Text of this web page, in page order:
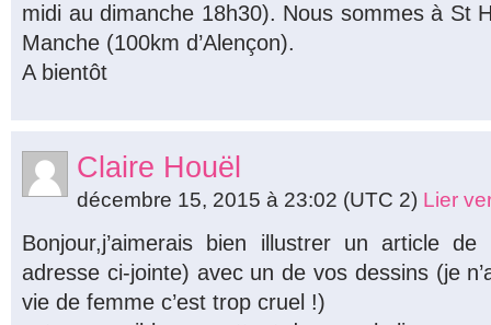
midi au dimanche 18h30). Nous sommes à St
Manche (100km d’Alençon).
A bientôt
Claire Houël
décembre 15, 2015 à 23:02 (UTC 2) Lier
Bonjour,j’aimerais bien illustrer un article
adresse ci-jointe) avec un de vos dessins (je
vie de femme c’est trop cruel !)